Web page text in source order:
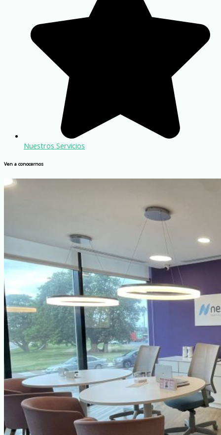
Nuestros Servicios
Ven a conocernos